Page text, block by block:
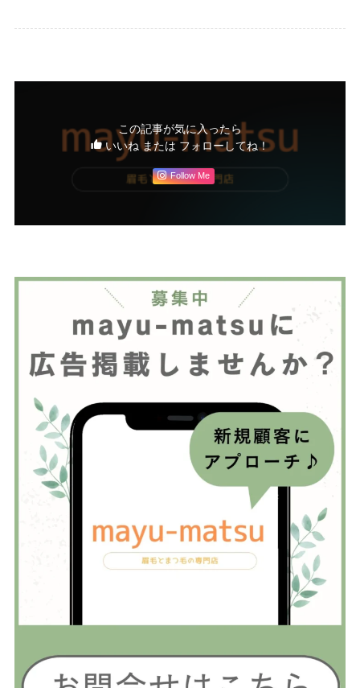
この記事が気に入ったら
いいね または フォローしてね！
Follow Me